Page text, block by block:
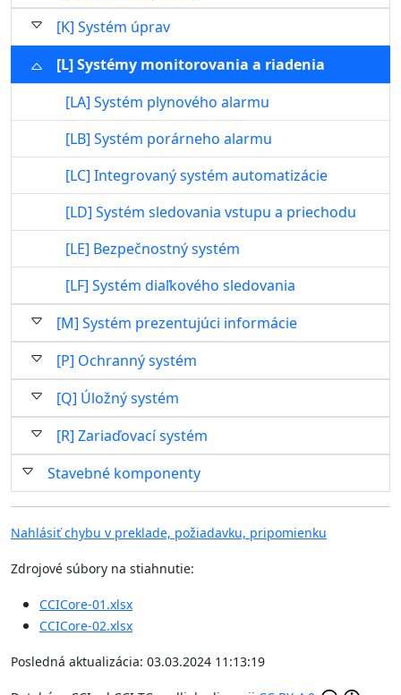
[K] Systém úprav
[L] Systémy monitorovania a riadenia
[LA] Systém plynového alarmu
[LB] Systém porárneho alarmu
[LC] Integrovaný systém automatizácie
[LD] Systém sledovania vstupu a priechodu
[LE] Bezpečnostný systém
[LF] Systém diaľkového sledovania
[M] Systém prezentujúci informácie
[P] Ochranný systém
[Q] Úložný systém
[R] Zariaďovací systém
Stavebné komponenty
Nahlásiť chybu v preklade, požiadavku, pripomienku
Zdrojové súbory na stiahnutie:
CCICore-01.xlsx
CCICore-02.xlsx
Posledná aktualizácia: 03.03.2024 11:13:19